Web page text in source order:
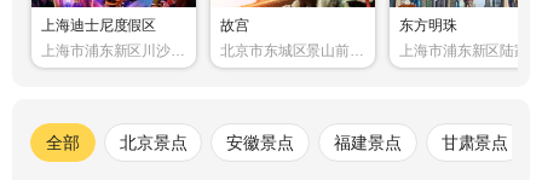
上海迪士尼度假区
上海市浦东新区川沙新
故宫
北京市东城区景山前街
东方明珠
上海市浦东新区陆家嘴
全部 北京景点 安徽景点 福建景点 甘肃景点